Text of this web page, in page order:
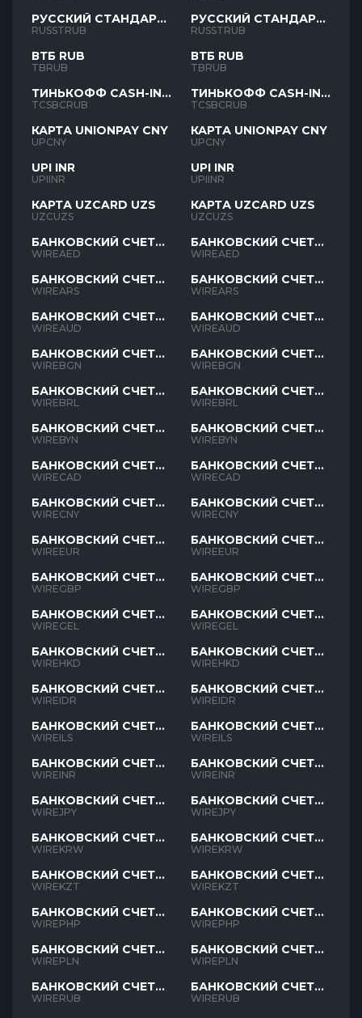
РУССКИЙ СТАНДАРТ
RUB
RUSSTRUB
ВТБ RUB
TBRUB
ТИНЬКОФФ CASH-IN
RUB
TCSBCRUB
КАРТА UNIONPAY CNY
UPCNY
UPI INR
UPIINR
КАРТА UZCARD UZS
UZCUZS
БАНКОВСКИЙ СЧЕТ
AED
WIREAED
БАНКОВСКИЙ СЧЕТ
ARS
WIREARS
БАНКОВСКИЙ СЧЕТ
AUD
WIREAUD
БАНКОВСКИЙ СЧЕТ
BGN
WIREBGN
БАНКОВСКИЙ СЧЕТ
BRL
WIREBRL
БАНКОВСКИЙ СЧЕТ
BYN
WIREBYN
БАНКОВСКИЙ СЧЕТ
CAD
WIRECAD
БАНКОВСКИЙ СЧЕТ
CNY
WIRECNY
БАНКОВСКИЙ СЧЕТ
EUR
WIREEUR
БАНКОВСКИЙ СЧЕТ
GBP
WIREGBP
БАНКОВСКИЙ СЧЕТ
GEL
WIREGEL
БАНКОВСКИЙ СЧЕТ
HKD
WIREHKD
БАНКОВСКИЙ СЧЕТ
IDR
WIREIDR
БАНКОВСКИЙ СЧЕТ
ILS
WIREILS
БАНКОВСКИЙ СЧЕТ
INR
WIREINR
БАНКОВСКИЙ СЧЕТ
JPY
WIREJPY
БАНКОВСКИЙ СЧЕТ
KRW
WIREKRW
БАНКОВСКИЙ СЧЕТ
KZT
WIREKZT
БАНКОВСКИЙ СЧЕТ
PHP
WIREPHP
БАНКОВСКИЙ СЧЕТ
PLN
WIREPLN
БАНКОВСКИЙ СЧЕТ
RUB
WIRERUB
РУССКИЙ СТАНДАРТ
RUB
RUSSTRUB
ВТБ RUB
TBRUB
ТИНЬКОФФ CASH-IN
RUB
TCSBCRUB
КАРТА UNIONPAY CNY
UPCNY
UPI INR
UPIINR
КАРТА UZCARD UZS
UZCUZS
БАНКОВСКИЙ СЧЕТ
AED
WIREAED
БАНКОВСКИЙ СЧЕТ
ARS
WIREARS
БАНКОВСКИЙ СЧЕТ
AUD
WIREAUD
БАНКОВСКИЙ СЧЕТ
BGN
WIREBGN
БАНКОВСКИЙ СЧЕТ
BRL
WIREBRL
БАНКОВСКИЙ СЧЕТ
BYN
WIREBYN
БАНКОВСКИЙ СЧЕТ
CAD
WIRECAD
БАНКОВСКИЙ СЧЕТ
CNY
WIRECNY
БАНКОВСКИЙ СЧЕТ
EUR
WIREEUR
БАНКОВСКИЙ СЧЕТ
GBP
WIREGBP
БАНКОВСКИЙ СЧЕТ
GEL
WIREGEL
БАНКОВСКИЙ СЧЕТ
HKD
WIREHKD
БАНКОВСКИЙ СЧЕТ
IDR
WIREIDR
БАНКОВСКИЙ СЧЕТ
ILS
WIREILS
БАНКОВСКИЙ СЧЕТ
INR
WIREINR
БАНКОВСКИЙ СЧЕТ
JPY
WIREJPY
БАНКОВСКИЙ СЧЕТ
KRW
WIREKRW
БАНКОВСКИЙ СЧЕТ
KZT
WIREKZT
БАНКОВСКИЙ СЧЕТ
PHP
WIREPHP
БАНКОВСКИЙ СЧЕТ
PLN
WIREPLN
БАНКОВСКИЙ СЧЕТ
RUB
WIRERUB